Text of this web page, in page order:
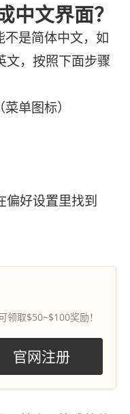
中文界面？
是简体中文，如
文，按照下面步骤
（菜单图标）
偏好设置里找到
领取$50~$100奖励！
官网注册